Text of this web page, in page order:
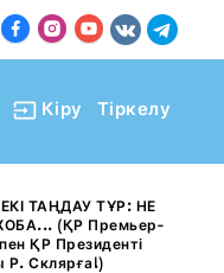
Пәтер сатып
Кіру Тіркелу
ТАҢДАУ ТҰР: НЕ
(ҚР Премьер-
ҚР Президенті
Р. Склярға!)